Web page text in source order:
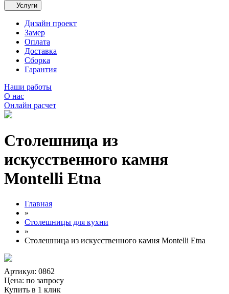
Услуги
Дизайн проект
Замер
Оплата
Доставка
Сборка
Гарантия
Наши работы
О нас
Онлайн расчет
Столешница из
искусственного камня
Montelli Etna
Главная
»
Столешницы для кухни
»
Столешница из искусственного камня Montelli Etna
Артикул: 0862
Цена: по запросу
Купить в 1 клик